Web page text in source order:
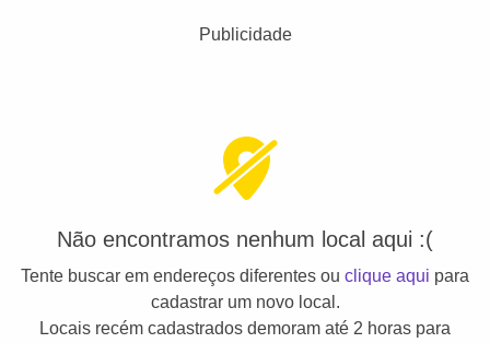
Publicidade
Não encontramos nenhum local aqui :(
Tente buscar em endereços diferentes ou clique aqui para
cadastrar um novo local.
Locais recém cadastrados demoram até 2 horas para